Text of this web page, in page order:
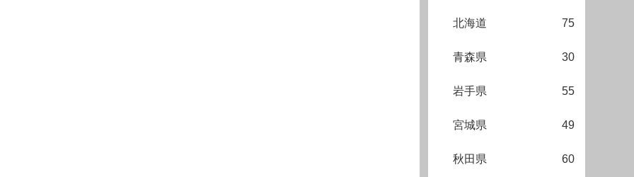
北海道 75
青森県 30
岩手県 55
宮城県 49
秋田県 60